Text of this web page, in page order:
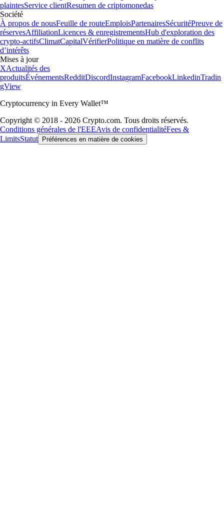
plaintesService clientResumen de criptomonedas
Société
À propos de nousFeuille de routeEmploisPartenairesSécuritéPreuve de
réservesAffiliationLicences & enregistrementsHub d'exploration des
crypto-actifsClimatCapitalVérifierPolitique en matière de conflits
d’intérêts
Mises à jour
XActualités des
produitsÉvénementsRedditDiscordInstagramFacebookLinkedinTradin
gView
Cryptocurrency in Every Wallet™
Copyright © 2018 - 2026 Crypto.com. Tous droits réservés.
Conditions générales de l'EEEAvis de confidentialitéFees &
LimitsStatut Préférences en matière de cookies